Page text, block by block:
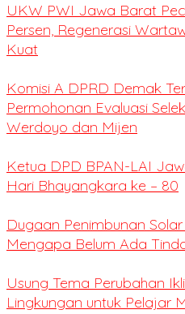
UKW PWI Jawa Barat
Persen, Regenerasi
Kuat
Komisi A DPRD Demak
Permohonan Evaluasi
Werdoyo dan Mijen
Ketua DPD BPAN-LAI
Hari Bhayangkara ke – 80
Dugaan Penimbunan
Mengapa Belum Ada
Usung Tema Perubahan
Lingkungan untuk Pelajar